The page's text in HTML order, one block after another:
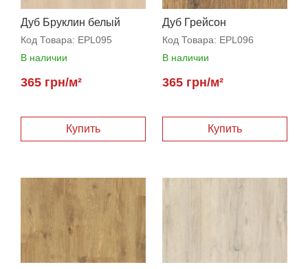
Дуб Бруклин белый
Код Товара: EPL095
В наличии
365 грн/м²
Дуб Грейсон
натуральный
Код Товара: EPL096
В наличии
365 грн/м²